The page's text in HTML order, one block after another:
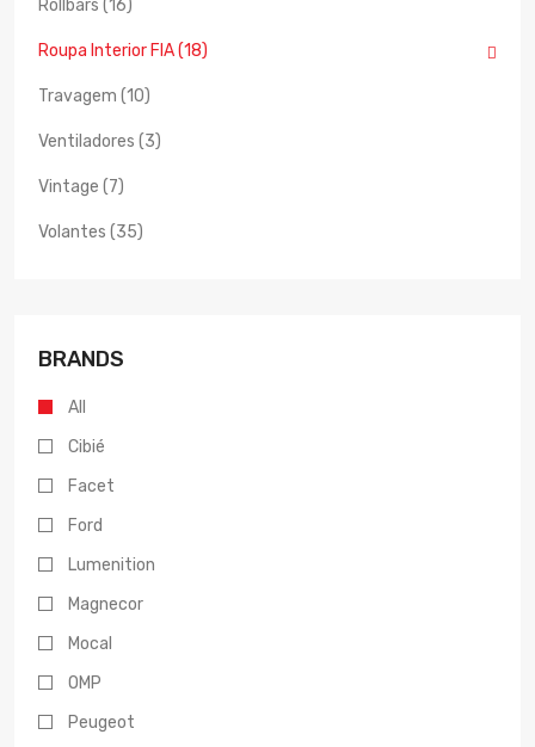
Rollbars (16)
Roupa Interior FIA (18)
Travagem (10)
Ventiladores (3)
Vintage (7)
Volantes (35)
BRANDS
All
Cibié
Facet
Ford
Lumenition
Magnecor
Mocal
OMP
Peugeot